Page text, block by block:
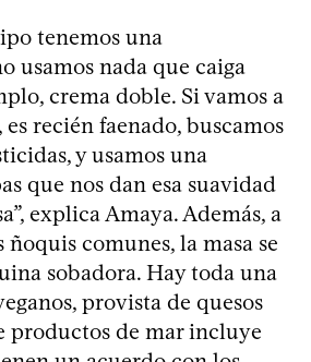
tenemos una
usamos nada que caiga
crema doble. Si vamos a
recién faenado, buscamos
y usamos una
que nos dan esa suavidad
explica Amaya. Además, a
comunes, la masa se
sobadora. Hay toda una
provista de quesos
productos de mar incluye